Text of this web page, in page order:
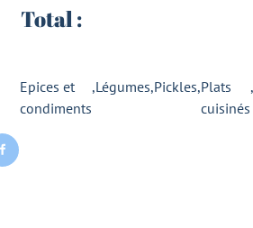
Total :
Epices et
condiments
,Légumes,Pickles,Plats
cuisinés
,